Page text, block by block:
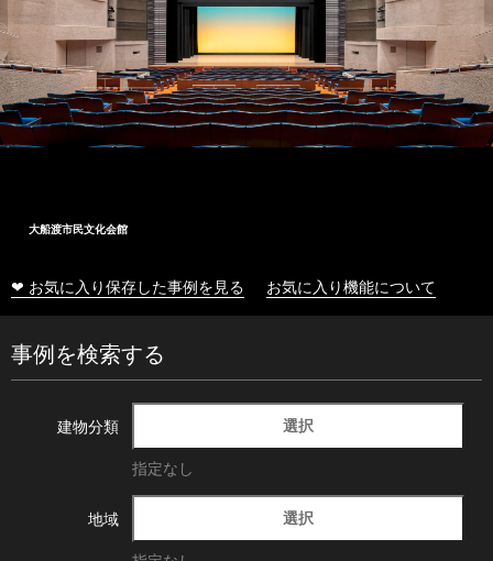
大船渡市民文化会館
❤ お気に入り保存した事例を見る お気に入り機能について
事例を検索する
建物分類 選択
指定なし
地域 選択